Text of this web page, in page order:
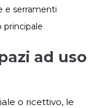
e serramenti
principale
ad uso
o ricettivo, le